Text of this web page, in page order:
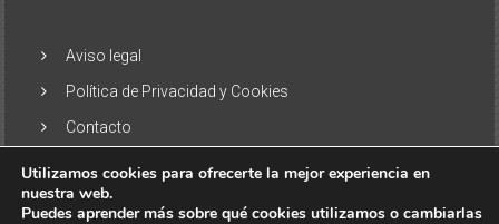
Aviso legal
Política de Privacidad y Cookies
Contacto
Utilizamos cookies para ofrecerte la mejor experiencia en
nuestra web.
Puedes aprender más sobre qué cookies utilizamos o cambiarlas